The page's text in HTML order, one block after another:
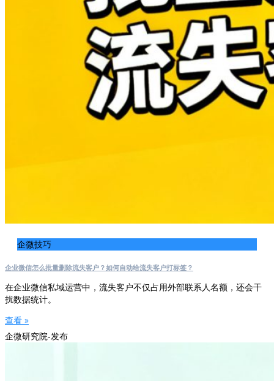
企微技巧
企业微信怎么批量删除流失客户？如何自动给流失客户打标签？
在企业微信私域运营中，流失客户不仅占用外部联系人名额，还会干
扰数据统计。
查看 »
企微研究院-发布